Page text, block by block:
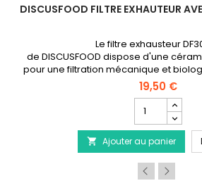
16/22mm - Vendu au mètre
DISCUSFOOD FILTRE EXHAUTEUR
Le filtre exhausteur
de DISCUSFOOD dispose d'une
pour une filtration mécanique et
des aquariums jusqu'à
19,50 €
quantité
du
produit
DISCUSFOOD
Filtre
exhauteur
 Ajouter au panier